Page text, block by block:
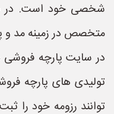
شخصی خود است. در
متخصص در زمینه مد و
در سایت پارچه فروشی
تولیدی های پارچه
توانند رزومه خود را